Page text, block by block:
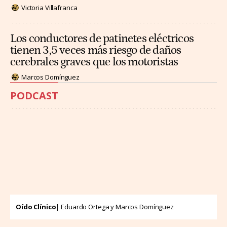
Victoria Villafranca
Los conductores de patinetes eléctricos
tienen 3,5 veces más riesgo de daños
cerebrales graves que los motoristas
Marcos Domínguez
PODCAST
Oído Clínico| Eduardo Ortega y Marcos Domínguez